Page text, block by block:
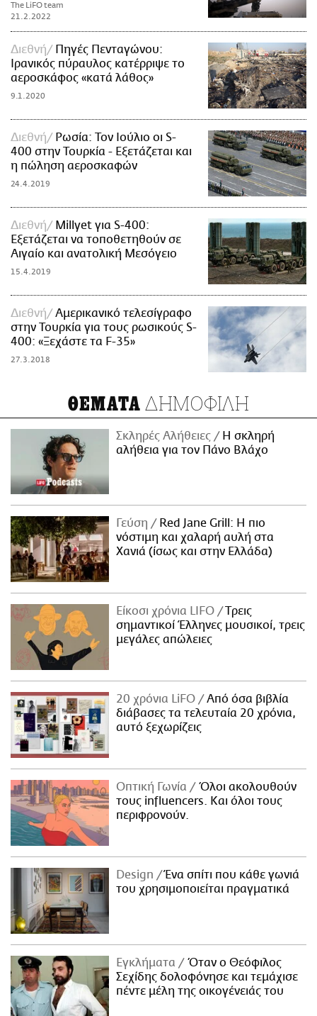
The LiFO team
21.2.2022
Διεθνή
Πηγές Πενταγώνου:
Ιρανικός πύραυλος κατέρριψε το
αεροσκάφος «κατά λάθος»
9.1.2020
Διεθνή
Ρωσία: Τον Ιούλιο οι S-
400 στην Τουρκία - Εξετάζεται και
η πώληση αεροσκαφών
24.4.2019
Διεθνή
Millyet για S-400:
Εξετάζεται να τοποθετηθούν σε
Αιγαίο και ανατολική Μεσόγειο
15.4.2019
Διεθνή
Αμερικανικό τελεσίγραφο
στην Τουρκία για τους ρωσικούς S-
400: «Ξεχάστε τα F-35»
27.3.2018
ΘΕΜΑΤΑ ΔΗΜΟΦΙΛΗ
Σκληρές Αλήθειες
H σκληρή
αλήθεια για τον Πάνο Βλάχο
Γεύση
Red Jane Grill: Η πιο
νόστιμη και χαλαρή αυλή στα
Χανιά (ίσως και στην Ελλάδα)
Είκοσι χρόνια LIFO
Tρεις
σημαντικοί Έλληνες μουσικοί, τρεις
μεγάλες απώλειες
20 χρόνια LiFO
Από όσα βιβλία
διάβασες τα τελευταία 20 χρόνια,
αυτό ξεχωρίζεις
Οπτική Γωνία
Όλοι ακολουθούν
τους influencers. Και όλοι τους
περιφρονούν.
Design
Ένα σπίτι που κάθε γωνιά
του χρησιμοποιείται πραγματικά
Εγκλήματα
Όταν ο Θεόφιλος
Σεχίδης δολοφόνησε και τεμάχισε
πέντε μέλη της οικογένειάς του